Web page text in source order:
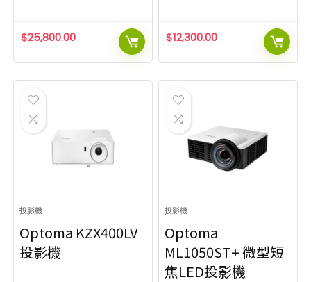
$25,800.00 $12,300.00
投影機
Optoma KZX400LV
投影機
投影機
Optoma
ML1050ST+ 微型短
焦LED投影機